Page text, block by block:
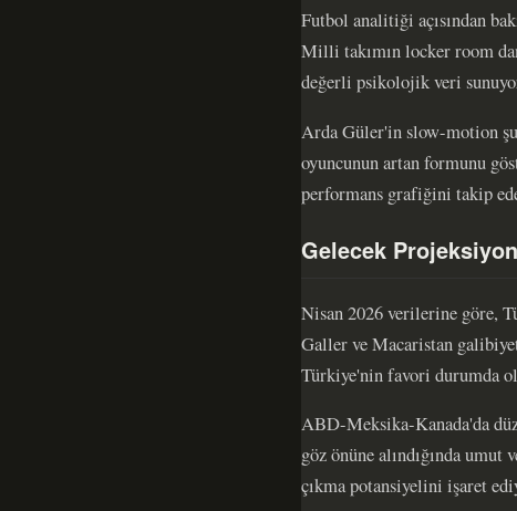
Futbol analitiği açısından
Milli takımın locker room
değerli psikolojik veri
Arda Güler'in slow-motion
oyuncunun artan formunu
performans grafiğini takip
Gelecek
Nisan 2026 verilerine göre,
Galler ve Macaristan
Türkiye'nin favori durumda
ABD-Meksika-Kanada'da
göz önüne alındığında
çıkma potansiyelini işaret